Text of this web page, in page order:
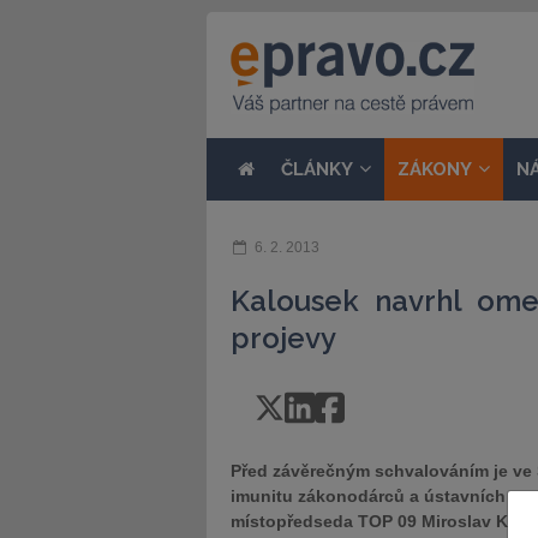
ČLÁNKY ZÁKONY
6. 2. 2013
Kalousek navrhl
projevy
Před závěrečným schvalováním je
imunitu zákonodárců a ústavních
místopředseda TOP 09 Miroslav